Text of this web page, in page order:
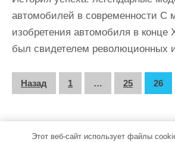
автомобилей в современности С
изобретения автомобиля в конце
был свидетелем революционных
П
г
Назад 1 … 25 26
Этот веб-сайт использует файлы